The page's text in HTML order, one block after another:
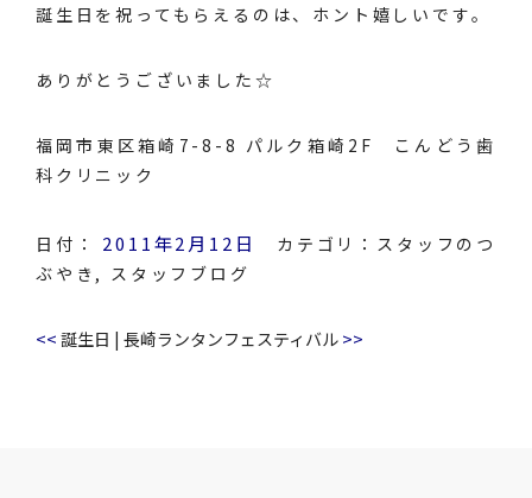
誕生日を祝ってもらえるのは、ホント嬉しいです。
ありがとうございました☆
福岡市東区箱崎7-8-8 パルク箱崎2F こんどう歯
科クリニック
日付： 2011年2月12日 カテゴリ： スタッフのつ
ぶやき , スタッフブログ
<< 誕生日 | 長崎ランタンフェスティバル >>